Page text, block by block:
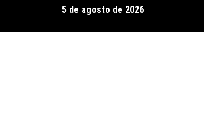
a maior edição da história
5 de agosto de 2026